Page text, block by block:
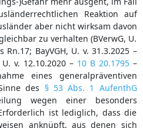
Reaktion auf
aber nicht wirksam davon
zu verhalten (BVerwG, U.
BayVGH, U. v. 31.3.2025 –
v. 12.10.2020 – 10 B 20.1795–
eines generalpräventiven
des § 53 Abs. 1 AufenthG
wegen einer besonders
ist lediglich, dass die
anknüpft, aus denen sich